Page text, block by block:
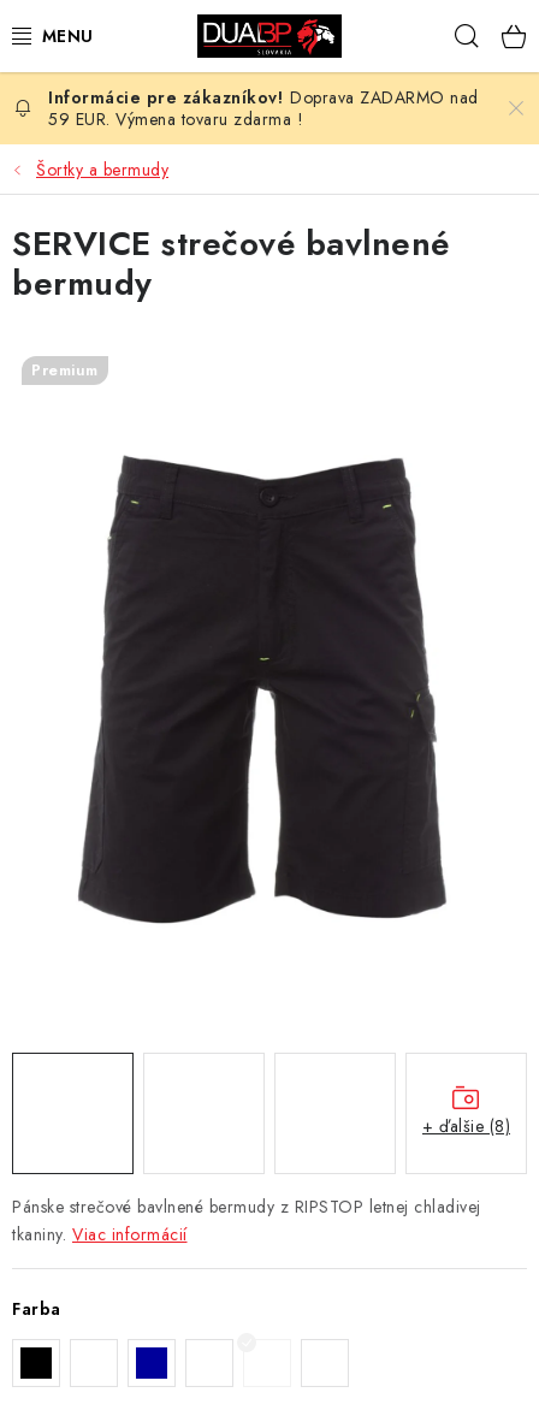
na
NOVÉ
PRACOVNÉ ODEVY
OBUV
HOTEL A SLUŽBY
ZDRAVOTNÍCTVO
% OUTLET
Doprava, platba a zľavy
Formulár na výmenu tovaru
Kto sme
Reklamačný poriadok
Akcie v predajniach
Formulár na vrátenie tovaru /odstúpenie od zmluvy
Obchodné podmienky
Zásady ochrany osobných údajov
Pravidlá a nastavenia cookies
Moja objednávka
Doprava ZADARMO nad
59 EUR. Výmena tovaru zdarma !
Šortky a bermudy
Pánske strečové bavlnené bermudy z RIPSTOP letnej chladivej
tkaniny. Viac informácií
Farba
SERVICE strečové bavlnené
bermudy
Premium
+ ďalšie (8)